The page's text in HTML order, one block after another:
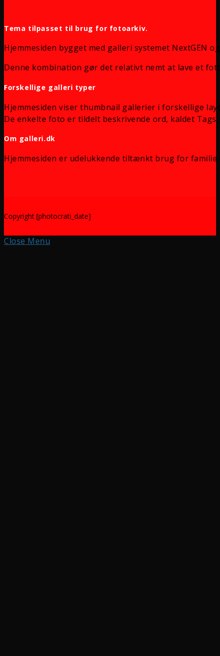
Tema tilpasset til brug for fotoarkiv.
Hjemmesiden bygget med galleri systemet NextGEN
Denne kombination gør det relativt nemt at lave et
Forskellige galleri typer
Hjemmesiden viser thumbnail gallerier i forskellige
De enkelte foto er tildelt beskrivende ord, kaldet
Om galleri.dk
Hjemmesiden er udelukkende tiltænkt brug for
Copyright [photocrati_date]
Close Menu